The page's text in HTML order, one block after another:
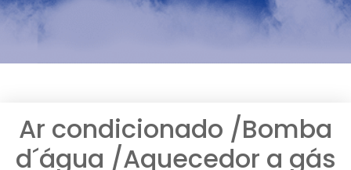
Ar condicionado /Bomba
d´água /Aquecedor a gás